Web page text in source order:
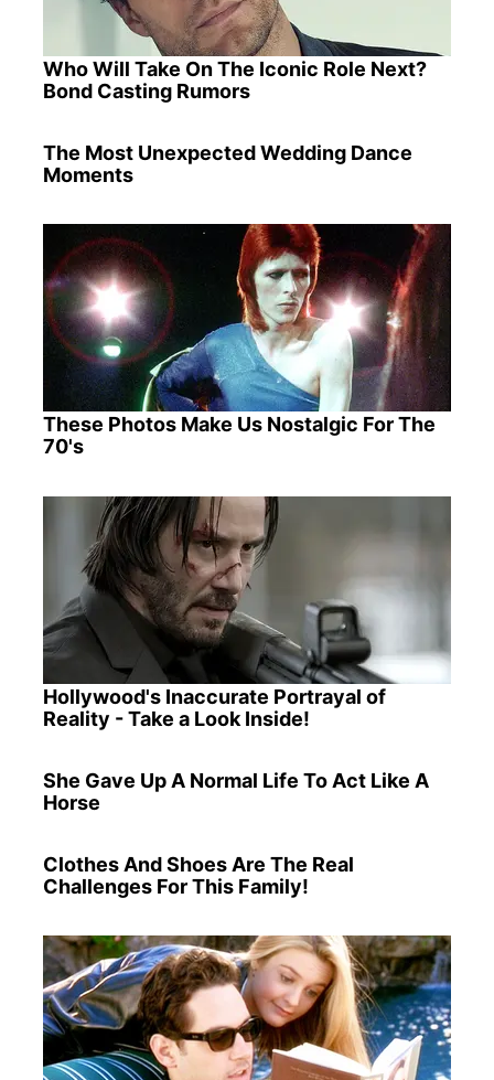
Who Will Take On The Iconic Role Next?
Bond Casting Rumors
The Most Unexpected Wedding Dance
Moments
These Photos Make Us Nostalgic For The
70's
Hollywood's Inaccurate Portrayal of
Reality - Take a Look Inside!
She Gave Up A Normal Life To Act Like A
Horse
Clothes And Shoes Are The Real
Challenges For This Family!